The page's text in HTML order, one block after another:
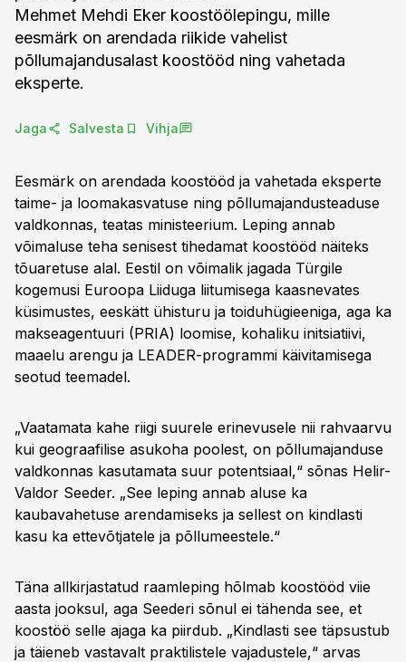
Mehmet Mehdi Eker koostöölepingu, mille
eesmärk on arendada riikide vahelist
põllumajandusalast koostööd ning vahetada
eksperte.
Jaga Salvesta Vihja
Eesmärk on arendada koostööd ja vahetada eksperte
taime- ja loomakasvatuse ning põllumajandusteaduse
valdkonnas, teatas ministeerium. Leping annab
võimaluse teha senisest tihedamat koostööd näiteks
tõuaretuse alal. Eestil on võimalik jagada Türgile
kogemusi Euroopa Liiduga liitumisega kaasnevates
küsimustes, eeskätt ühisturu ja toiduhügieeniga, aga ka
makseagentuuri (PRIA) loomise, kohaliku initsiatiivi,
maaelu arengu ja LEADER-programmi käivitamisega
seotud teemadel.
„Vaatamata kahe riigi suurele erinevusele nii rahvaarvu
kui geograafilise asukoha poolest, on põllumajanduse
valdkonnas kasutamata suur potentsiaal,“ sõnas Helir-
Valdor Seeder. „See leping annab aluse ka
kaubavahetuse arendamiseks ja sellest on kindlasti
kasu ka ettevõtjatele ja põllumeestele.“
Täna allkirjastatud raamleping hõlmab koostööd viie
aasta jooksul, aga Seederi sõnul ei tähenda see, et
koostöö selle ajaga ka piirdub. „Kindlasti see täpsustub
ja täieneb vastavalt praktilistele vajadustele,“ arvas